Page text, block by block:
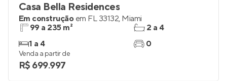
Casa Bella Residences
Em construção em FL 33132, Miami
99 a 235 m²
1 a 4
2 a 4
0
Venda a partir de
R$ 699.997